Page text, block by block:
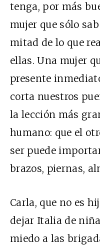
tenga, por más
mujer que sólo
mitad de lo que
ellas. Una mujer
presente
corta nuestros
la lección más
humano: que el
ser puede
brazos, piernas,
Carla, que no es
dejar Italia de
miedo a las